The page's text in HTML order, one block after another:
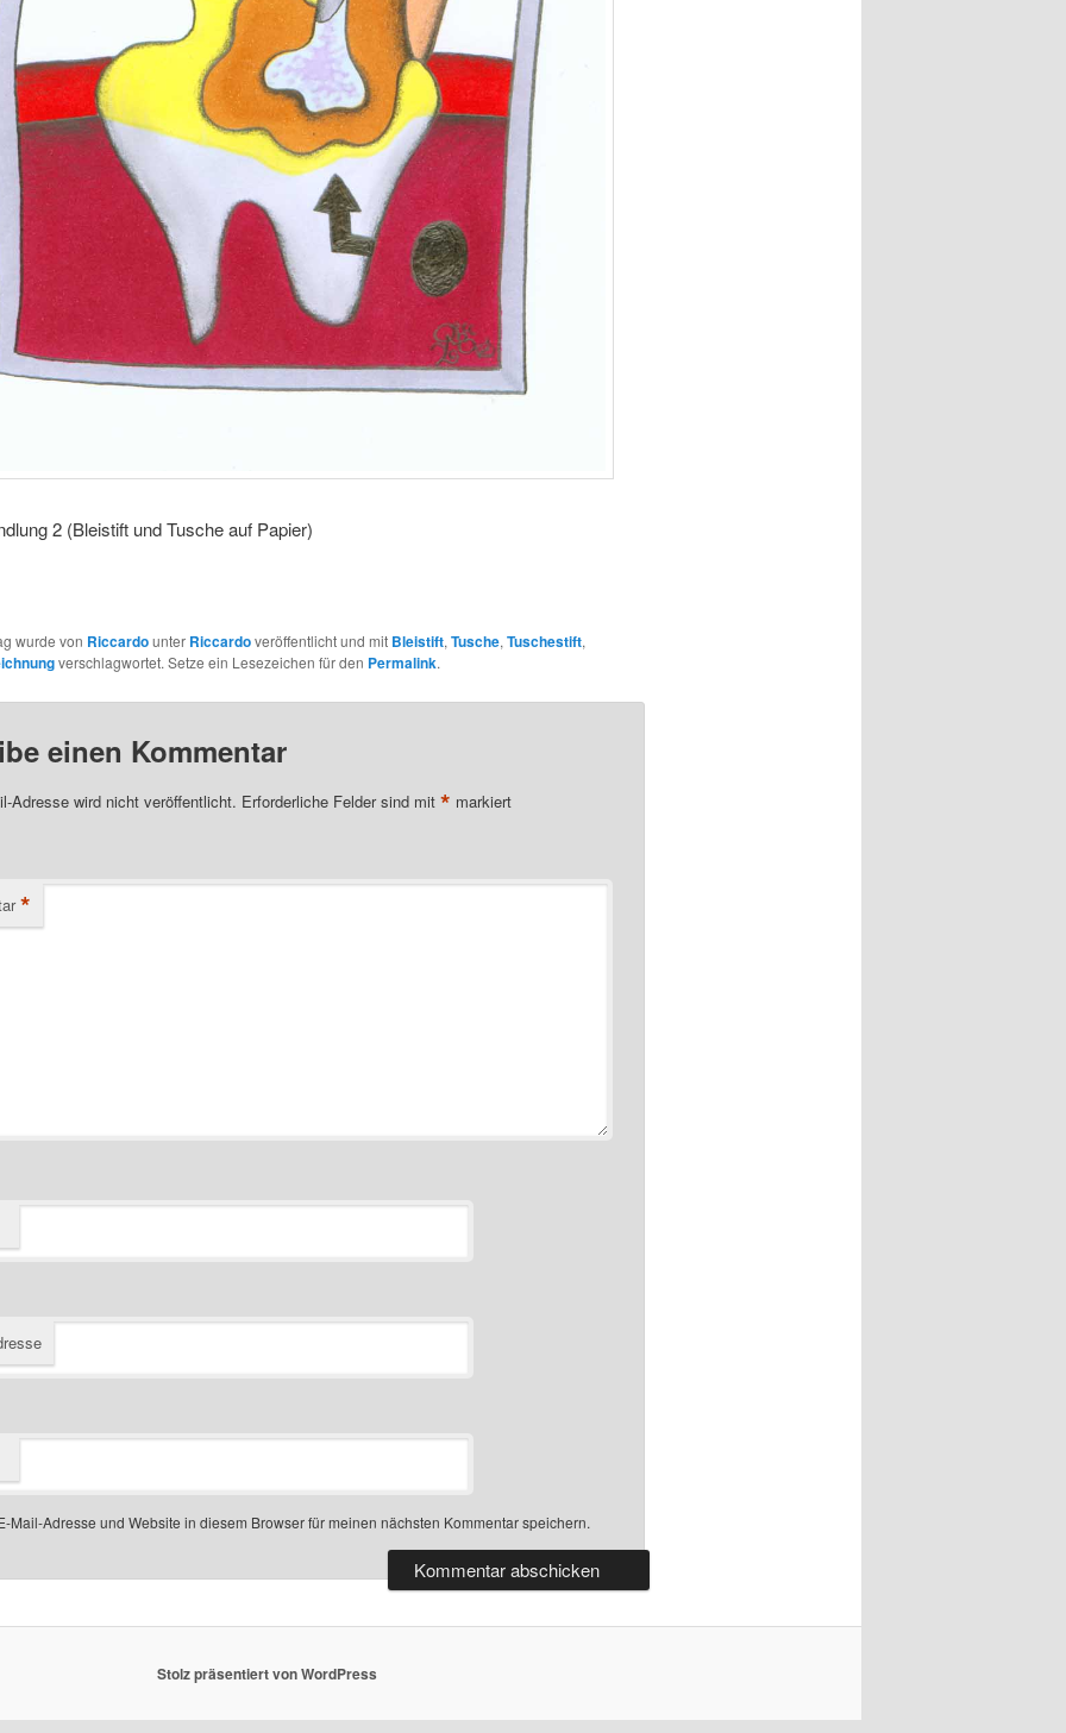
2 (Bleistift und Tusche auf Papier)
wurde von Riccardounter Riccardoveröffentlicht und mit Bleistift, Tusche, Tuschestift,
verschlagwortet. Setze ein Lesezeichen für den Permalink.
einen Kommentar
Adresse wird nicht veröffentlicht. Erforderliche Felder sind mit * markiert
*
Mail-Adresse und Website in diesem Browser für meinen nächsten Kommentar speichern.
Stolz präsentiert von WordPress